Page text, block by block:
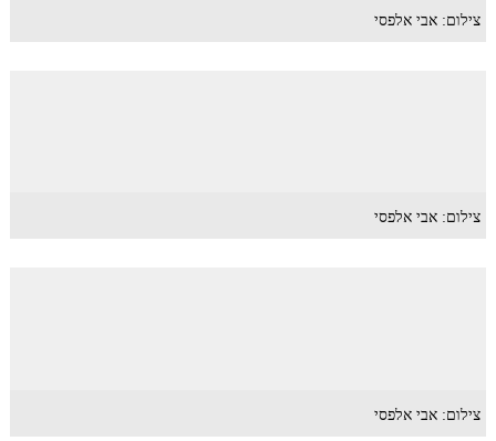
צילום: אבי אלפסי
צילום: אבי אלפסי
צילום: אבי אלפסי